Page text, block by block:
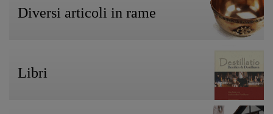
Diversi articoli in rame
Libri